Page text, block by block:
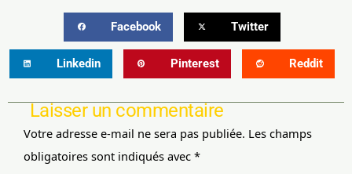
Facebook Twitter
Linkedin Pinterest Reddit
Laisser un commentaire
Votre adresse e-mail ne sera pas publiée. Les champs
obligatoires sont indiqués avec *